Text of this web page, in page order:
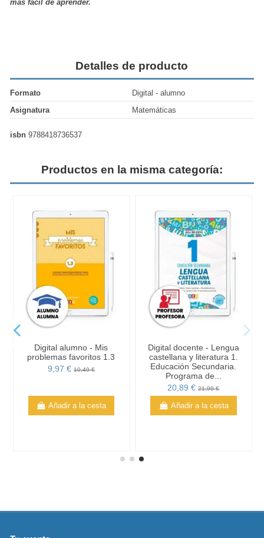
más fácil de aprender.
Detalles de producto
Formato
Digital - alumno
Asignatura
Matemáticas
isbn 9788418736537
Productos en la misma categoría:
Digital alumno - Mis
problemas favoritos 1.3
9,97 € 10,49 €
Añadir a la cesta
Digital docente - Lengua
castellana y literatura 1.
Educación Secundaria.
Programa de...
20,89 €21,99 €
Añadir a la cesta